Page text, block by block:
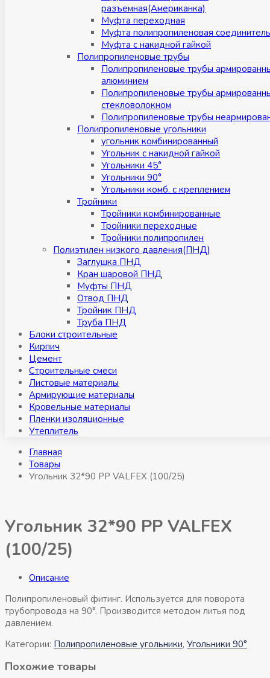
разъемная(Американка)
Муфта переходная
Муфта полипропиленовая
Муфта с накидной гайкой
Полипропиленовые трубы
Полипропиленовые трубы
алюминием
Полипропиленовые трубы
стекловолокном
Полипропиленовые трубы
Полипропиленовые угольники
угольник комбинированный
Угольник с накидной гайкой
Угольники 45°
Угольники 90°
Угольники комб. с креплением
Тройники
Тройники комбинированные
Тройники переходные
Тройники полипропилен
Полиэтилен низкого давления(ПНД)
Заглушка ПНД
Кран шаровой ПНД
Муфты ПНД
Отвод ПНД
Тройник ПНД
Труба ПНД
Блоки строительные
Кирпич
Цемент
Строительные смеси
Листовые материалы
Армирующие материалы
Кровельные материалы
Пленки изоляционные
Утеплитель
Главная
Товары
Угольник 32*90 РР VALFEX (100/25)
Угольник 32*90 РР VALFEX
(100/25)
Описание
Полипропиленовый фитинг. Используется для поворота
трубопровода на 90°. Производится методом литья под
давлением.
Категории: Полипропиленовые угольники, Угольники 90°
Похожие товары